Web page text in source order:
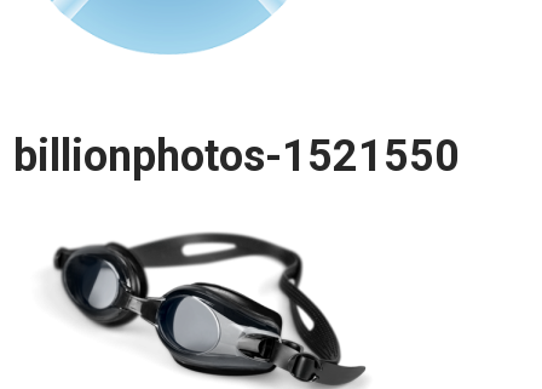
billionphotos-1521550